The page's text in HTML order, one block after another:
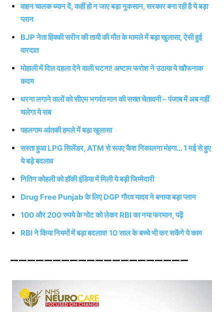
वाहन चालक ध्यान दें, कहीं हो न जाए बड़ा नुकसान, सरकार बना रही है ये बड़ा
प्लान
BJP नेता हिक्की सरीन की तायी की मौत के मामले में बड़ा खुलासा, ऐसी हुई
वारदात
मोहाली में दिल दहला देने वाली घटना! अष्टाम फरोश ने उठाया ये खौफनाक
कदम
धरना लगाने वालों को सीएम भगवंत मान की सख्त चेतावनी – पंजाब में अब नहीं
चलेगा ये सब
पहलगाम आंतकी हमले में बड़ा खुलासा
सस्ता हुआ LPG सिलेंडर, ATM से रूपए कैश निकालना मंंहगा… 1 मई से हुए
ये बड़े बदलाव
नितिन कोहली को हॉकी इंडिया में मिली ये बड़ी जिम्मेदारी
Drug Free Punjab के लिए DGP गौरव यादव ने बनाया बड़ा प्लान
100 और 200 रुपये के नोट को लेकर RBI का नया फरमान, पढ़ें
RBI ने किया नियमों में बड़ा बदलाव! 10 साल के बच्चे भी कर सकेंगे ये काम
—————————————————————